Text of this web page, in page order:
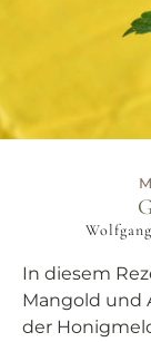
In diesem
Mangold und
der